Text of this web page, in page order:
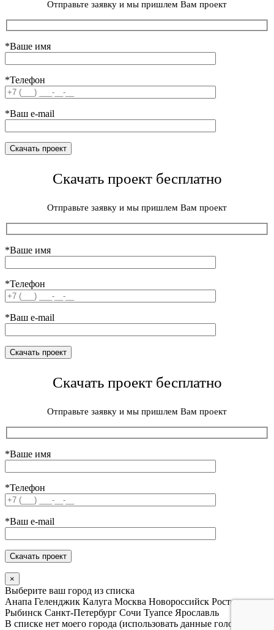
Отправьте заявку и мы пришлем Вам проект
*Ваше имя
*Телефон
*Ваш e-mail
Скачать проект бесплатно
Отправьте заявку и мы пришлем Вам проект
*Ваше имя
*Телефон
*Ваш e-mail
Скачать проект бесплатно
Отправьте заявку и мы пришлем Вам проект
*Ваше имя
*Телефон
*Ваш e-mail
×
Выберите ваш город из списка
Анапа Геленджик Калуга Москва Новороссийск Ростов
Рыбинск Санкт-Петербург Сочи Туапсе Ярославль
В списке нет моего города (использовать данные головного